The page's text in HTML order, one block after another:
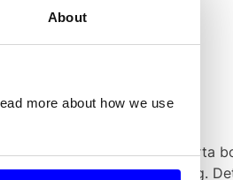
About
more about how we use
och kunskap om att starta
och säker betalningslösning.